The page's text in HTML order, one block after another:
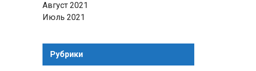
Август 2021
Июль 2021
Рубрики